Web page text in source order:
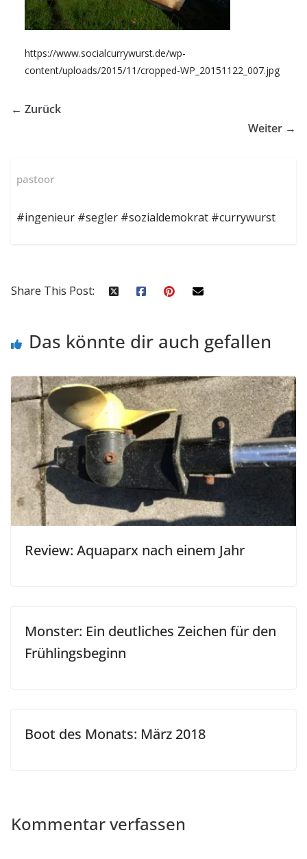
https://www.socialcurrywurst.de/wp-
content/uploads/2015/11/cropped-WP_20151122_007.jpg
← Zurück
Weiter →
pastoor
#ingenieur #segler #sozialdemokrat #currywurst
Share This Post:
Das könnte dir auch gefallen
Review: Aquaparx nach einem Jahr
Monster: Ein deutliches Zeichen für den
Frühlingsbeginn
Boot des Monats: März 2018
Kommentar verfassen